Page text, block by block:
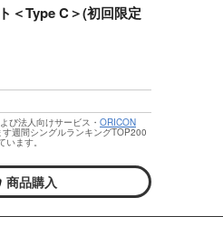
＜Type C＞(初回限定
び法人向けサービス・ ORICON
週間シングルランキングTOP200
ます。
商品購入